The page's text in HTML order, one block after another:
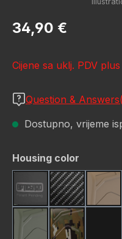
Redovna cijena:
34,90 €
Cijene sa uklj. PDV
Question &
Dostupno, vrijeme
Odaberi
Housing color
Black Carbon
OD GreenOD Green